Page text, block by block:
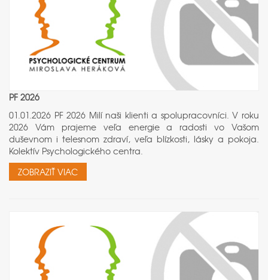
PF 2026
01.01.2026 PF 2026 Milí naši klienti a spolupracovníci. V roku
2026 Vám prajeme veľa energie a radosti vo Vašom
duševnom i telesnom zdraví, veľa blízkosti, lásky a pokoja.
Kolektív Psychologického centra.
ZOBRAZIŤ VIAC